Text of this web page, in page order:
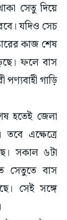
সেতু দিয়ে
যদিও সেচ
কাজ শেষ
ফলে বাস
পণ্যবাহী গাড়ি
হতেই জেলা
এক্ষেত্রে
সকাল ৬টা
সেতুতে বাস
সেই সঙ্গে